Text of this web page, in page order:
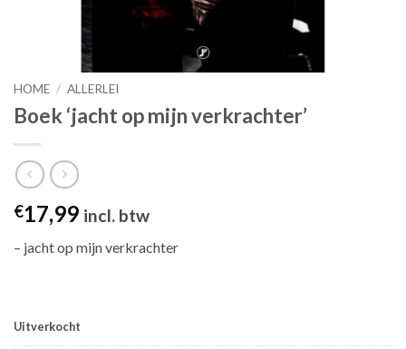
HOME / ALLERLEI
Boek ‘jacht op mijn verkrachter’
€17,99 incl. btw
– jacht op mijn verkrachter
Uitverkocht